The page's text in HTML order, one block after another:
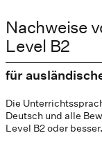
Nachweise
Level B2
für
Die
Deutsch und alle
Level B2 oder besser.